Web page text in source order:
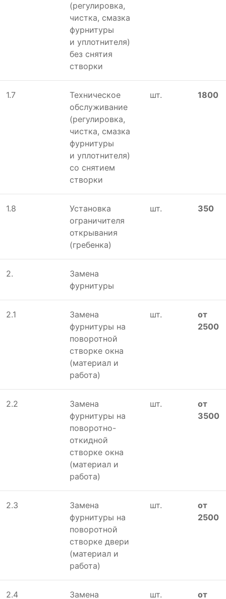
(регулировка,
чистка, смазка
фурнитуры
и уплотнителя)
без снятия
створки
1.7
Техническое
обслуживание
(регулировка,
чистка, смазка
фурнитуры
и уплотнителя)
со снятием
створки
шт. 1800
1.8
Установка
ограничителя
открывания
(гребенка)
шт. 350
2.
Замена
фурнитуры
2.1
Замена
фурнитуры на
поворотной
створке окна
(материал и
работа)
шт.
от
2500
2.2
Замена
фурнитуры на
поворотно-
откидной
створке окна
(материал и
работа)
шт.
от
3500
2.3
Замена
фурнитуры на
поворотной
створке двери
(материал и
работа)
шт.
от
2500
2.4 Замена шт. от